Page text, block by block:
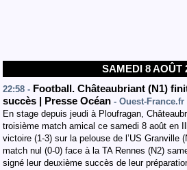
SAMEDI 8 AOÛT
22:58 - Football. Châteaubriant (N1)
succès | Presse Océan - Ouest-France.fr
En stage depuis jeudi à Ploufragan,
troisième match amical ce samedi 8 août en
victoire (1-3) sur la pelouse de l’US Granville
match nul (0-0) face à la TA Rennes (N2)
signé leur deuxième succès de leur